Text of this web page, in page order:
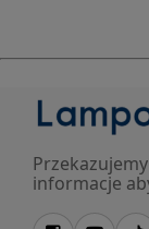
informacje